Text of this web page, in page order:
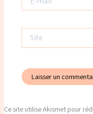
mail*
Ce site utilise Akismet pour